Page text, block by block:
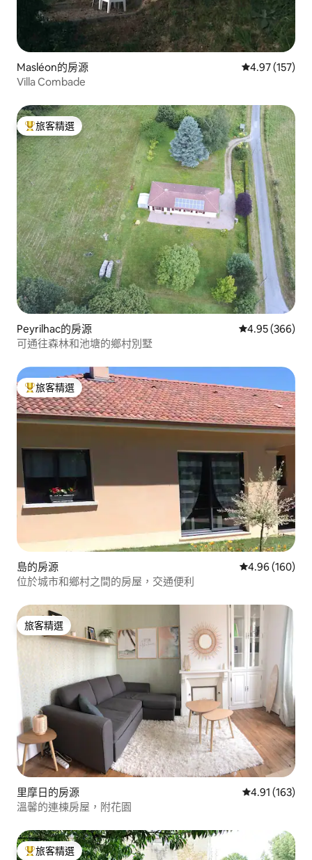
Masléon的房源 從 157 則評價
4.97 (157)
Villa Combade
旅客精選榜首
旅客精選
Peyrilhac的房源 從 366 則評價
4.95 (366)
可通往森林和池塘的鄉村別墅
旅客精選榜首
旅客精選
島的房源 從 160 則評價
4.96 (160)
位於城市和鄉村之間的房屋，交通便利
旅客精選
旅客精選
里摩日的房源 從 163 則評價
4.91 (163)
溫馨的連棟房屋，附花園
旅客精選榜首
旅客精選